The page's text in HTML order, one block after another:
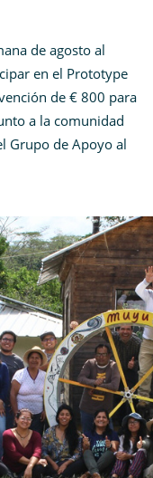
de agosto al
en el Prototype
de € 800 para
a la comunidad
Grupo de Apoyo al